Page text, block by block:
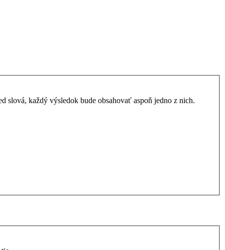
slová, každý výsledok bude obsahovať aspoň jedno z nich.